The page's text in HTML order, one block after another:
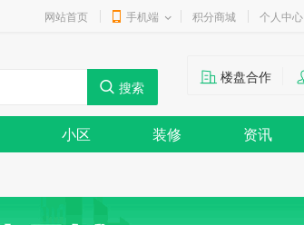
网站首页 手机端 积分商城 个人中心
楼盘合作
小区 装修 资讯